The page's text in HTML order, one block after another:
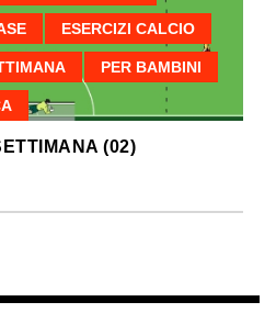
ESERCIZI CALCIO
PER BAMBINI
(02)